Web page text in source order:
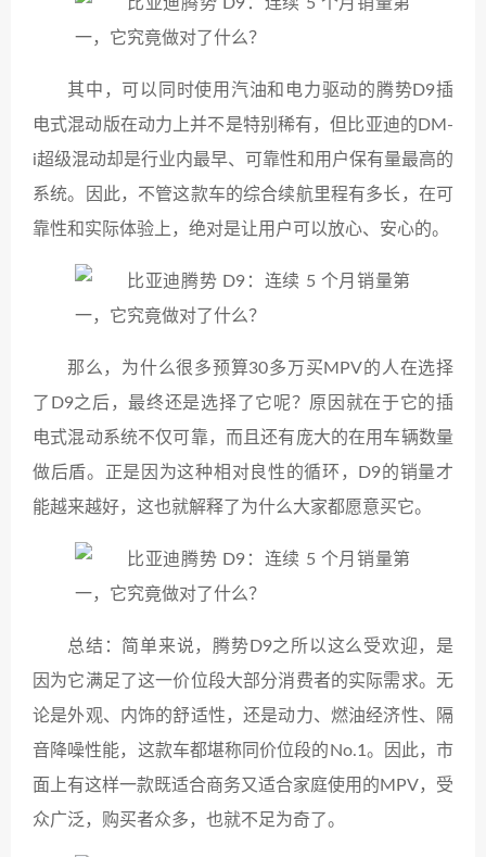
其中，可以同时使用汽油和电力驱动的腾势D9插
电式混动版在动力上并不是特别稀有，但比亚迪的DM-
i超级混动却是行业内最早、可靠性和用户保有量最高的
系统。因此，不管这款车的综合续航里程有多长，在可
靠性和实际体验上，绝对是让用户可以放心、安心的。
那么，为什么很多预算30多万买MPV的人在选择
了D9之后，最终还是选择了它呢？原因就在于它的插
电式混动系统不仅可靠，而且还有庞大的在用车辆数量
做后盾。正是因为这种相对良性的循环，D9的销量才
能越来越好，这也就解释了为什么大家都愿意买它。
总结：简单来说，腾势D9之所以这么受欢迎，是
因为它满足了这一价位段大部分消费者的实际需求。无
论是外观、内饰的舒适性，还是动力、燃油经济性、隔
音降噪性能，这款车都堪称同价位段的No.1。因此，市
面上有这样一款既适合商务又适合家庭使用的MPV，受
众广泛，购买者众多，也就不足为奇了。